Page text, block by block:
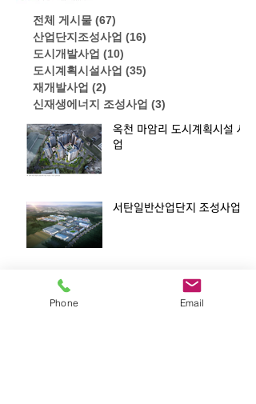
전체 게시물 (67)
산업단지조성사업 (16)
도시개발사업 (10)
도시계획시설사업 (35)
재개발사업 (2)
신재생에너지 조성사업 (3)
옥천 마암리 도시계획시설 사
업
서탄일반산업단지 조성사업
안골지구 도시계획시설(도로,
Phone Email